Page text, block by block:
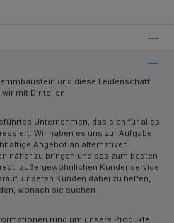
und diese Leidenschaft
mit Dir teilen.
Unternehmen, das sich für alles
Wir haben es uns zur Aufgabe
Angebot an alternativen
näher zu bringen und das zum besten
außergewöhnlichen Kundenservice
unseren Kunden dabei zu helfen,
wonach sie suchen.
rund um unsere Produkte,